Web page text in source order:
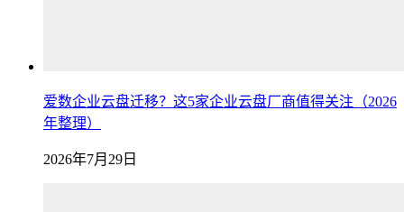
爱数企业云盘迁移？这5家企业云盘厂商值得关注（2026
年整理）
2026年7月29日